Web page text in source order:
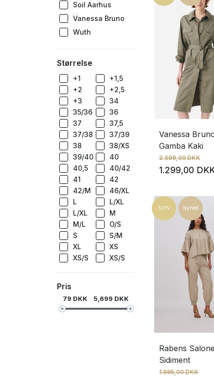
Soil Aarhus
Vanessa Bruno
Wuth
Størrelse
+1
+1,5
+2
+2,5
+3
34
35/36
36
37
37,5
37/38
37/39
38
38/XS
39/40
40
40,5
40/42
41
42
42/M
46/XL
L
L/XL
L/XL
M
M/L
O/S
S
S/M
XL
XS
XS/S
XS/S
Pris
79 DKK 5,699 DKK
Vanessa
Gamba Kaki
2.599,00 DKK
1.299,00
50% Nyhed
Rabens
Sidiment
1.595,00 DKK